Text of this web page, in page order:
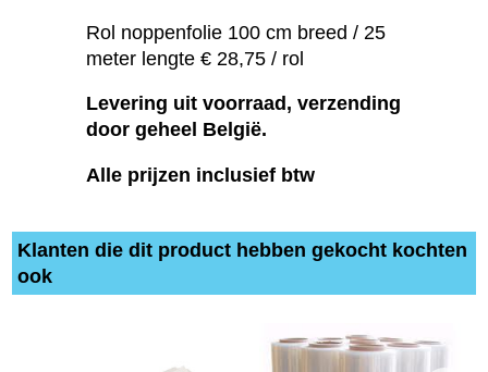
Rol noppenfolie 100 cm breed / 25
meter lengte € 28,75 / rol
Levering uit voorraad, verzending
door geheel België.
Alle prijzen inclusief btw
Klanten die dit product hebben gekocht kochten
ook